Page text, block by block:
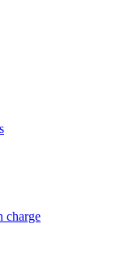
charge